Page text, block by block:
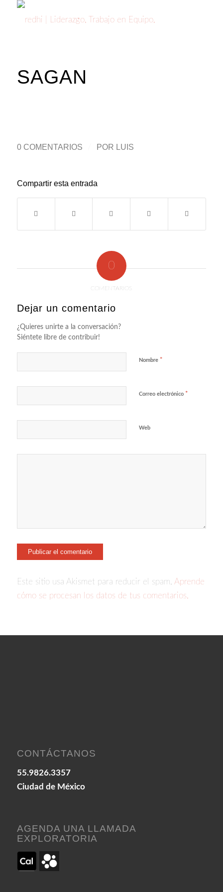
SAGAN
0 COMENTARIOS POR LUIS
Compartir esta entrada
0
COMENTARIOS
Dejar un comentario
¿Quieres unirte a la conversación?
Siéntete libre de contribuir!
Nombre *
Correo electrónico *
Web
Este sitio usa Akismet para reducir el spam. Aprende
cómo se procesan los datos de tus comentarios.
CONTÁCTANOS
55.9826.3357
Ciudad de México
AGENDA UNA LLAMADA
EXPLORATORIA